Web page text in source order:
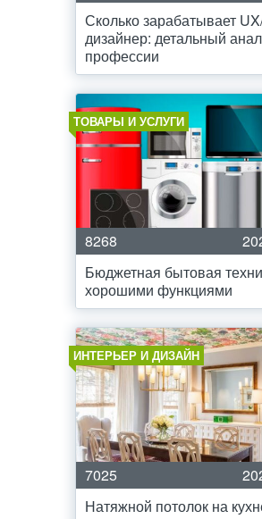
Сколько зарабатывает
дизайнер: детальный
профессии
ТОВАРЫ И УСЛУГИ
8268
Бюджетная бытовая
хорошими функциями
ИНТЕРЬЕР И ДИЗАЙН
7025
Натяжной потолок на